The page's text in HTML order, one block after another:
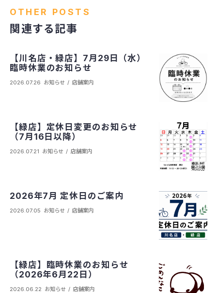
OTHER POSTS
関連する記事
【川名店・緑店】7月29日（水）
臨時休業のお知らせ
2026.07.26 お知らせ 店舗案内
【緑店】定休日変更のお知らせ
（7月16日以降）
2026.07.21 お知らせ 店舗案内
2026年7月 定休日のご案内
2026.07.05 お知らせ 店舗案内
【緑店】臨時休業のお知らせ
（2026年6月22日）
2026.06.22 お知らせ 店舗案内